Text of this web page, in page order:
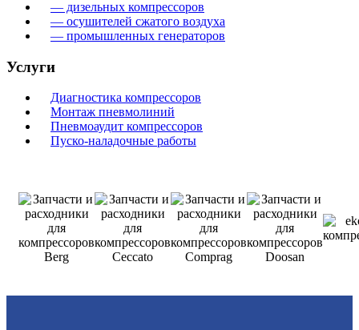
— дизельных компрессоров
— осушителей сжатого воздуха
— промышленных генераторов
Услуги
Диагностика компрессоров
Монтаж пневмолиний
Пневмоаудит компрессоров
Пуско-наладочные работы